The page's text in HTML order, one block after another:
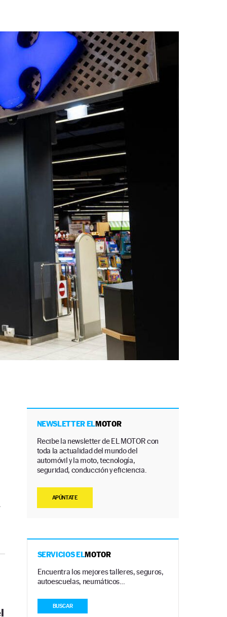
NEWSLETTER ELMOTOR
Recibe la newsletter de EL MOTOR con
toda la actualidad del mundo del
automóvil y la moto, tecnología,
seguridad, conducción y eficiencia.
APÚNTATE
SERVICIOS ELMOTOR
Encuentra los mejores talleres, seguros,
autoescuelas, neumáticos…
BUSCAR